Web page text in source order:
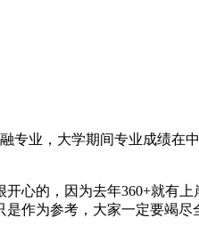
专业，大学期间专业成绩在
开心的，因为去年360+就有
作为参考，大家一定要竭